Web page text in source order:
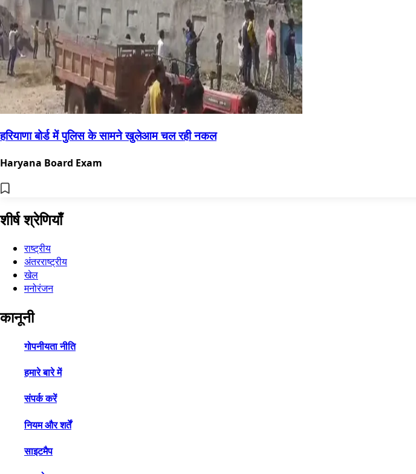
हरियाणा बोर्ड में पुलिस के सामने खुलेआम चल रही नकल
Haryana Board Exam
शीर्ष श्रेणियाँ
राष्ट्रीय
अंतरराष्ट्रीय
खेल
मनोरंजन
कानूनी
गोपनीयता नीति
हमारे बारे में
संपर्क करें
नियम और शर्तें
साइटमैप